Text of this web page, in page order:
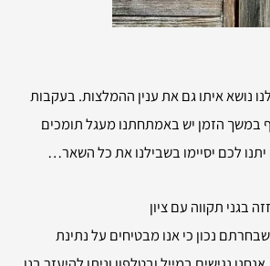
נושא איתו גם את ענין ההמלצות. בעקבות
במשך הזמן יש באמתחתנו מעגל תומכים
לכם יסיימו בשבילנו את כל השאר…
בגני תקווה עם ציון
נכון כי אנו מבטיחים על נתינת